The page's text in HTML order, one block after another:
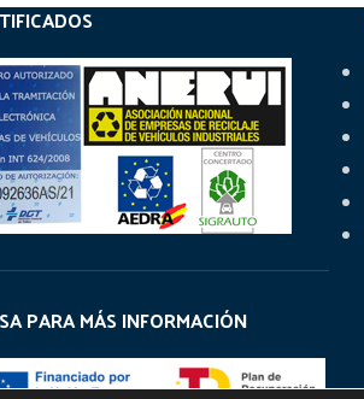
PARA MÁS INFORMACIÓN